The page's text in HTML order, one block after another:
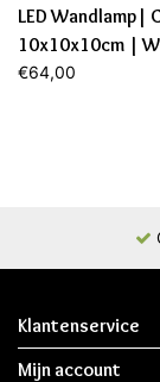
LED Wandlamp|
10x10x10cm |
Down | 6W |
€64,00
Klantenservice
Mijn account